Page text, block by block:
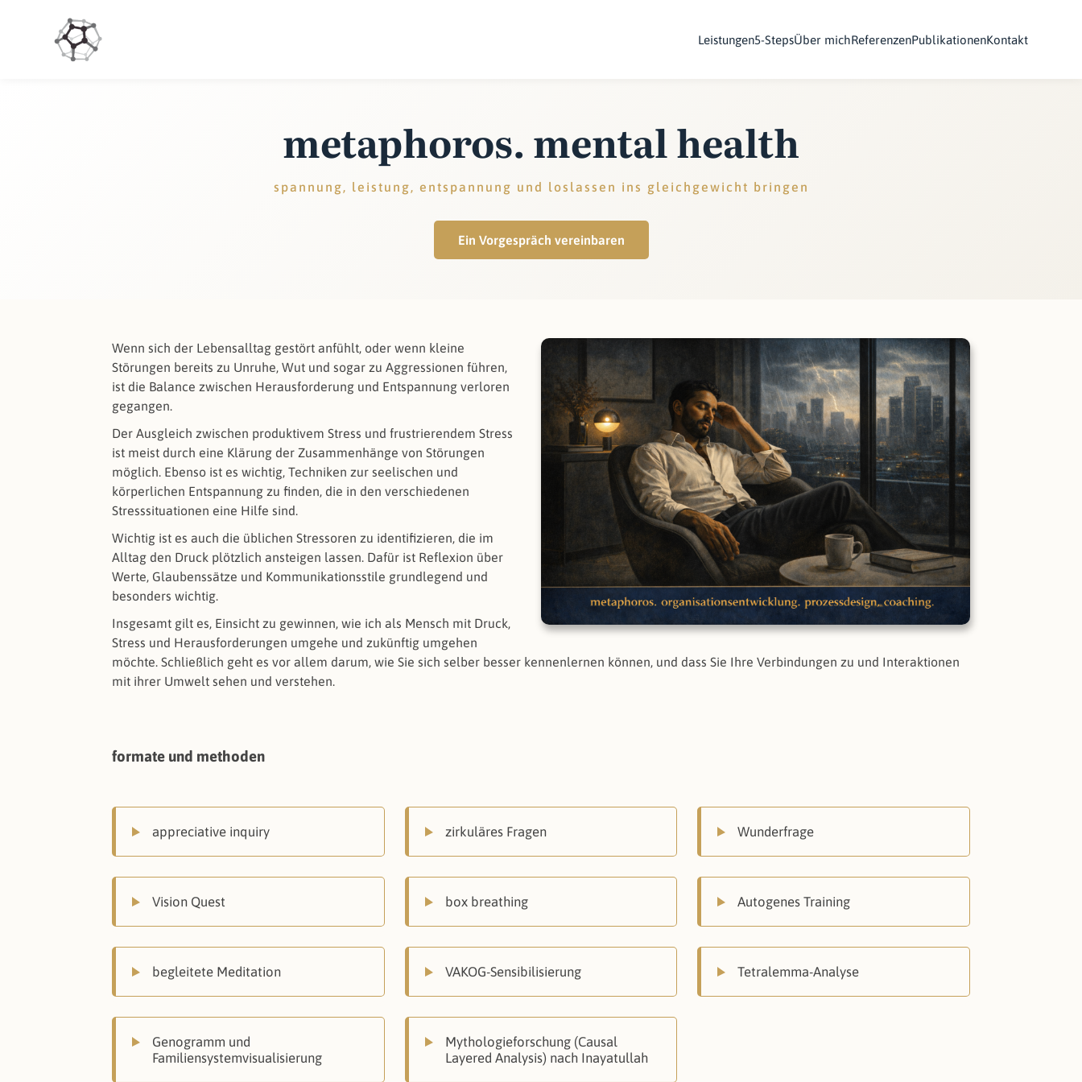
Leistungen5-StepsÜber michReferenzenPublikationenKontakt
metaphoros. mental health
spannung, leistung, entspannung und loslassen ins gleichgewicht bringen
Ein Vorgespräch vereinbaren
Wenn sich der Lebensalltag gestört anfühlt, oder wenn kleine
Störungen bereits zu Unruhe, Wut und sogar zu Aggressionen führen,
ist die Balance zwischen Herausforderung und Entspannung verloren
gegangen.
Der Ausgleich zwischen produktivem Stress und frustrierendem Stress
ist meist durch eine Klärung der Zusammenhänge von Störungen
möglich. Ebenso ist es wichtig, Techniken zur seelischen und
körperlichen Entspannung zu finden, die in den verschiedenen
Stresssituationen eine Hilfe sind.
Wichtig ist es auch die üblichen Stressoren zu identifizieren, die im
Alltag den Druck plötzlich ansteigen lassen. Dafür ist Reflexion über
Werte, Glaubenssätze und Kommunikationsstile grundlegend und
besonders wichtig.
Insgesamt gilt es, Einsicht zu gewinnen, wie ich als Mensch mit Druck,
Stress und Herausforderungen umgehe und zukünftig umgehen
möchte. Schließlich geht es vor allem darum, wie Sie sich selber besser kennenlernen können, und dass Sie Ihre Verbindungen zu und Interaktionen
mit ihrer Umwelt sehen und verstehen.
formate und methoden
appreciative inquiry zirkuläres Fragen Wunderfrage
Vision Quest box breathing Autogenes Training
begleitete Meditation VAKOG-Sensibilisierung Tetralemma-Analyse
Genogramm und
Familiensystemvisualisierung
Mythologieforschung (Causal
Layered Analysis) nach Inayatullah